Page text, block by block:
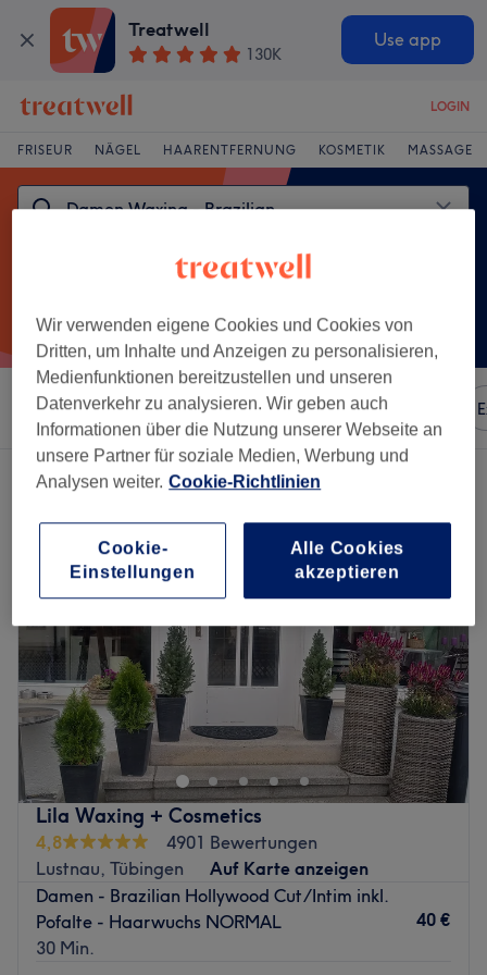
Treatwell
130K
Use app
LOGIN
FRISEUR NÄGEL HAARENTFERNUNG KOSMETIK MASSAGE
Sortieren nach Besonderheiten Marken
Ein Salon, der anbietet: damen waxing - brazilian in Tübingen
Lila Waxing + Cosmetics
4,8
4901 Bewertungen
Lustnau, Tübingen
Auf Karte anzeigen
Damen - Brazilian Hollywood Cut/Intim inkl.
Pofalte - Haarwuchs NORMAL
30 Min.
40 €
Wir verwenden eigene Cookies und Cookies von
Dritten, um Inhalte und Anzeigen zu personalisieren,
Medienfunktionen bereitzustellen und unseren
Datenverkehr zu analysieren. Wir geben auch
Informationen über die Nutzung unserer Webseite an
unsere Partner für soziale Medien, Werbung und
Analysen weiter. Cookie-Richtlinien
Cookie-
Einstellungen
Alle Cookies
akzeptieren